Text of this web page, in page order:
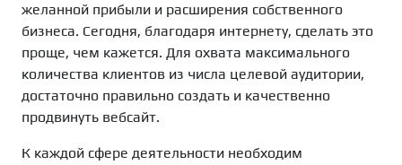
желанной прибыли и расширения собственного
бизнеса. Сегодня, благодаря интернету, сделать это
проще, чем кажется. Для охвата максимального
количества клиентов из числа целевой аудитории,
достаточно правильно создать и качественно
продвинуть вебсайт.
К каждой сфере деятельности необходим